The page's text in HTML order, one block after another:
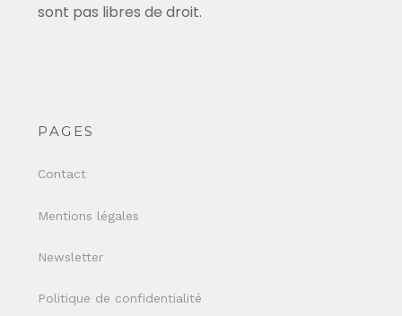
sont pas libres de droit.
PAGES
Contact
Mentions légales
Newsletter
Politique de confidentialité